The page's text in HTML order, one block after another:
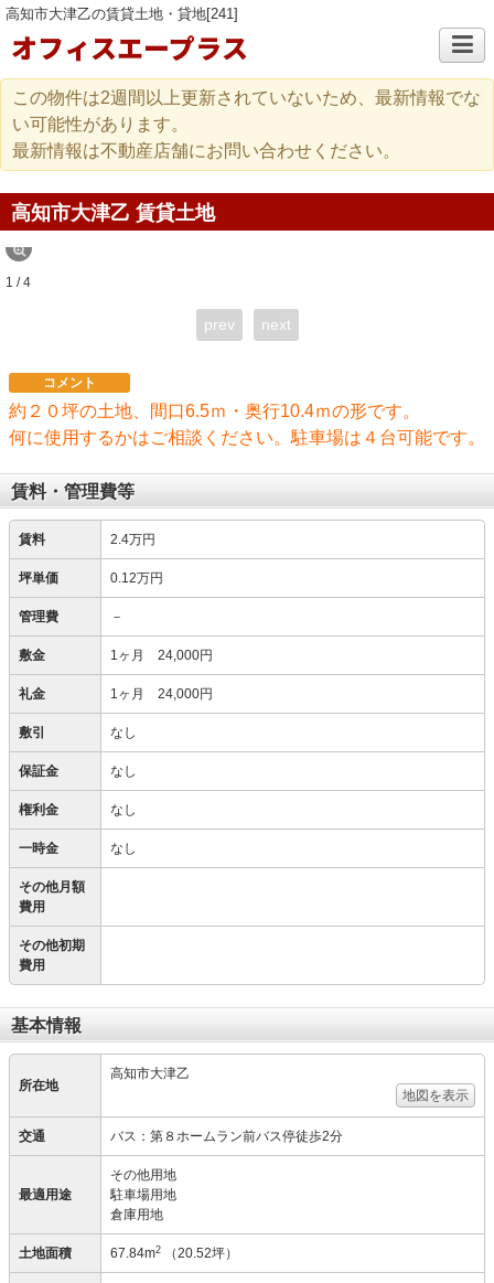
高知市大津乙の賃貸土地・貸地[241]
オフィスエープラス
この物件は2週間以上更新されていないため、最新情報でな
い可能性があります。
最新情報は不動産店舗にお問い合わせください。
高知市大津乙 賃貸土地
1 / 4
prev next
コメント
約２０坪の土地、間口6.5ｍ・奥行10.4ｍの形です。
何に使用するかはご相談ください。駐車場は４台可能です。
賃料・管理費等
賃料 2.4万円
坪単価 0.12万円
管理費 －
敷金 1ヶ月 24,000円
礼金 1ヶ月 24,000円
敷引 なし
保証金 なし
権利金 なし
一時金 なし
その他月額
費用
その他初期
費用
基本情報
所在地
高知市大津乙
地図を表示
交通 バス：第８ホームラン前バス停徒歩2分
最適用途
その他用地
駐車場用地
倉庫用地
土地面積 67.84m2 （20.52坪）